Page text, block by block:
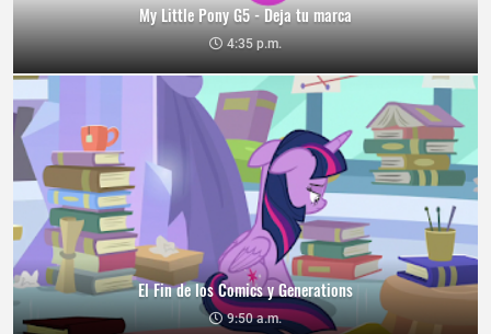
My Little Pony G5 - Deja tu marca
4:35 p.m.
El Fin de los Comics y Generations
9:50 a.m.